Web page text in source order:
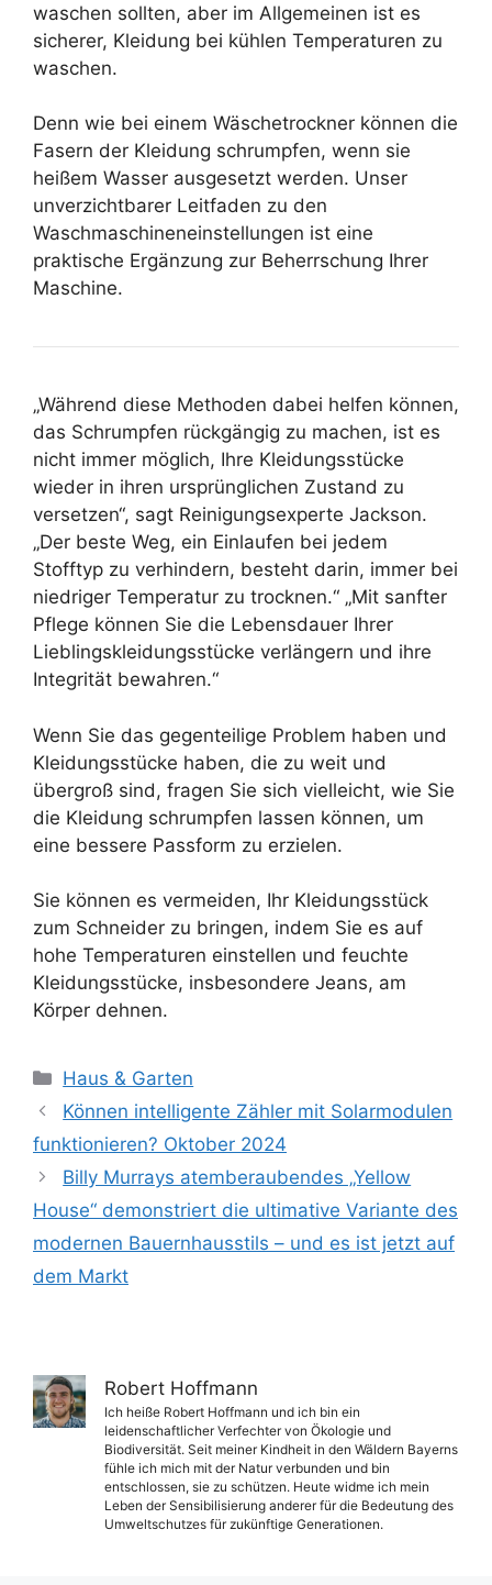
waschen sollten, aber im Allgemeinen ist es
sicherer, Kleidung bei kühlen Temperaturen zu
waschen.
Denn wie bei einem Wäschetrockner können die
Fasern der Kleidung schrumpfen, wenn sie
heißem Wasser ausgesetzt werden. Unser
unverzichtbarer Leitfaden zu den
Waschmaschineneinstellungen ist eine
praktische Ergänzung zur Beherrschung Ihrer
Maschine.
„Während diese Methoden dabei helfen können,
das Schrumpfen rückgängig zu machen, ist es
nicht immer möglich, Ihre Kleidungsstücke
wieder in ihren ursprünglichen Zustand zu
versetzen“, sagt Reinigungsexperte Jackson.
„Der beste Weg, ein Einlaufen bei jedem
Stofftyp zu verhindern, besteht darin, immer bei
niedriger Temperatur zu trocknen.“ „Mit sanfter
Pflege können Sie die Lebensdauer Ihrer
Lieblingskleidungsstücke verlängern und ihre
Integrität bewahren.“
Wenn Sie das gegenteilige Problem haben und
Kleidungsstücke haben, die zu weit und
übergroß sind, fragen Sie sich vielleicht, wie Sie
die Kleidung schrumpfen lassen können, um
eine bessere Passform zu erzielen.
Sie können es vermeiden, Ihr Kleidungsstück
zum Schneider zu bringen, indem Sie es auf
hohe Temperaturen einstellen und feuchte
Kleidungsstücke, insbesondere Jeans, am
Körper dehnen.
Kategorien
Haus & Garten
Können intelligente Zähler mit Solarmodulen
funktionieren? Oktober 2024
Billy Murrays atemberaubendes „Yellow
House“ demonstriert die ultimative Variante des
modernen Bauernhausstils – und es ist jetzt auf
dem Markt
Robert Hoffmann
Ich heiße Robert Hoffmann und ich bin ein
leidenschaftlicher Verfechter von Ökologie und
Biodiversität. Seit meiner Kindheit in den Wäldern Bayerns
fühle ich mich mit der Natur verbunden und bin
entschlossen, sie zu schützen. Heute widme ich mein
Leben der Sensibilisierung anderer für die Bedeutung des
Umweltschutzes für zukünftige Generationen.